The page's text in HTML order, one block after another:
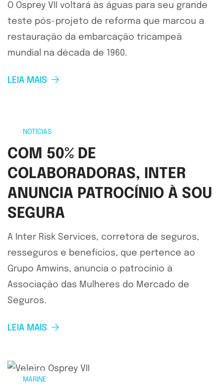
O Osprey VII voltará às águas para seu grande
teste pós-projeto de reforma que marcou a
restauração da embarcação tricampeã
mundial na década de 1960.
LEIA MAIS
NOTÍCIAS
COM 50% DE
COLABORADORAS, INTER
ANUNCIA PATROCÍNIO À SOU
SEGURA
A Inter Risk Services, corretora de seguros,
resseguros e benefícios, que pertence ao
Grupo Amwins, anuncia o patrocínio à
Associação das Mulheres do Mercado de
Seguros.
LEIA MAIS
MARINE